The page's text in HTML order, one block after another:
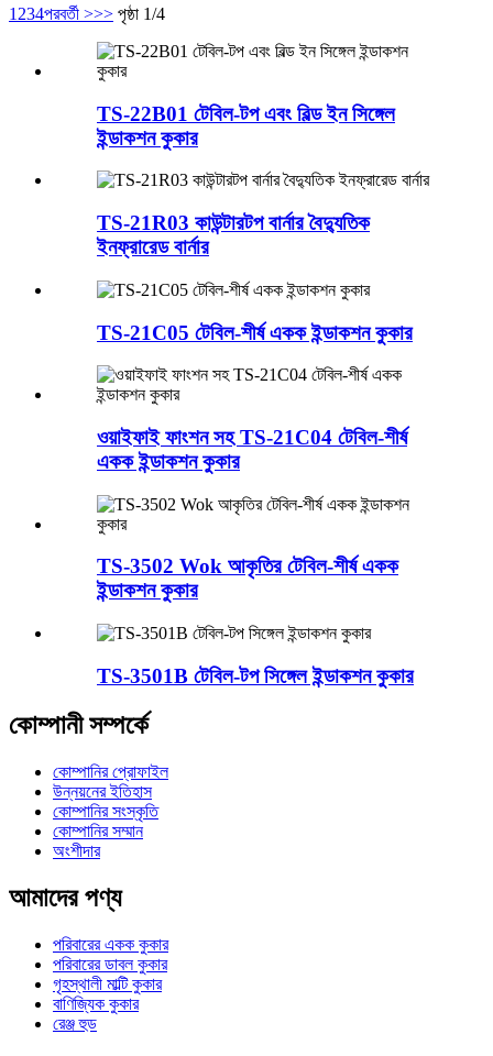
1 234পরবর্তী >>> পৃষ্ঠা 1/4
TS-22B01 টেবিল-টপ এবং বিল্ড ইন সিঙ্গেল
ইন্ডাকশন কুকার
TS-21R03 কাউন্টারটপ বার্নার বৈদ্যুতিক
ইনফ্রারেড বার্নার
TS-21C05 টেবিল-শীর্ষ একক ইন্ডাকশন কুকার
ওয়াইফাই ফাংশন সহ TS-21C04 টেবিল-শীর্ষ
একক ইন্ডাকশন কুকার
TS-3502 Wok আকৃতির টেবিল-শীর্ষ একক
ইন্ডাকশন কুকার
TS-3501B টেবিল-টপ সিঙ্গেল ইন্ডাকশন কুকার
কোম্পানী সম্পর্কে
কোম্পানির প্রোফাইল
উন্নয়নের ইতিহাস
কোম্পানির সংস্কৃতি
কোম্পানির সম্মান
অংশীদার
আমাদের পণ্য
পরিবারের একক কুকার
পরিবারের ডাবল কুকার
গৃহস্থালী মাল্টি কুকার
বাণিজ্যিক কুকার
রেঞ্জ হুড